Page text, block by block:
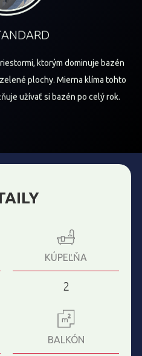
ktorým dominuje bazén
plochy. Mierna klíma tohto
užívať si bazén po celý rok.
KÚPEĽŇA
2
BALKÓN